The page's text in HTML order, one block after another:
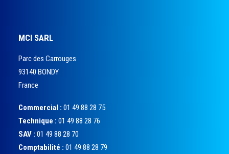
MCI SARL
Parc des Carrouges
93140 BONDY
France
Commercial : 01 49 88 28 75
Technique : 01 49 88 28 76
SAV : 01 49 88 28 70
Comptabilité : 01 49 88 28 79